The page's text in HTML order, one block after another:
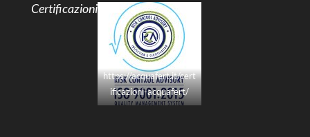
Certificazioni
https://acquafert.it/cert
ificazioni-acquafert/